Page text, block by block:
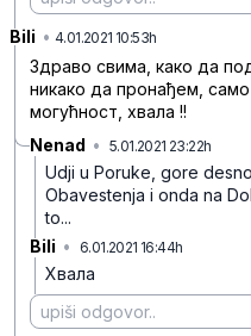
Bili • 4.01.2021 10:53h
Здраво свима, како да
никако да пронађем,
могућност, хвала !!
Nenad • 5.01.2021 23:22h
Udji u Poruke, gore
Obavestenja i onda na
to...
Bili • 6.01.2021 16:44h
Хвала